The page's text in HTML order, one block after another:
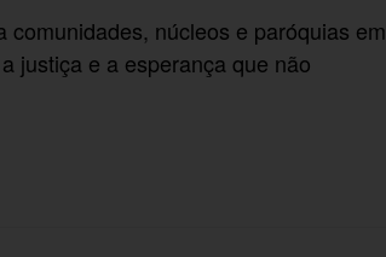
núcleos e paróquias em
justiça e a esperança que não